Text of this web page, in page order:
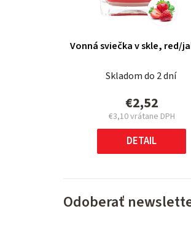
Vonná sviečka v skle, red/
Skladom do 2 dní
€2,52
€3,10 vrátane DPH
Jednotková
cena:
DETAIL
Odoberať